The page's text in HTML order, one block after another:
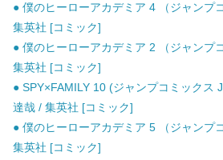
● 僕のヒーローアカデミア 4 （ジャンプ
集英社 [コミック]
● 僕のヒーローアカデミア 2 （ジャンプ
集英社 [コミック]
● SPY×FAMILY 10 (ジャンプコミックス
達哉 / 集英社 [コミック]
● 僕のヒーローアカデミア 5 （ジャンプ
集英社 [コミック]